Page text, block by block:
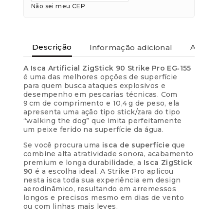
Não sei meu CEP
Descrição Informação adicional
A Isca Artificial ZigStick 90 Strike Pro EG‑155
é uma das melhores opções de superfície
para quem busca ataques explosivos e
desempenho em pescarias técnicas. Com
9 cm de comprimento e 10,4 g de peso, ela
apresenta uma ação tipo stick/zara do tipo
“walking the dog” que imita perfeitamente
um peixe ferido na superfície da água.
Se você procura uma isca de superfície que
combine alta atratividade sonora, acabamento
premium e longa durabilidade, a Isca ZigStick
90 é a escolha ideal. A Strike Pro aplicou
nesta isca toda sua experiência em design
aerodinâmico, resultando em arremessos
longos e precisos mesmo em dias de vento
ou com linhas mais leves.